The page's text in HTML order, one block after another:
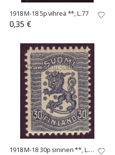
1918 M-18 5p vihreä **, L.77
0,35 €
1918 M-18 30p sininen **, L.79